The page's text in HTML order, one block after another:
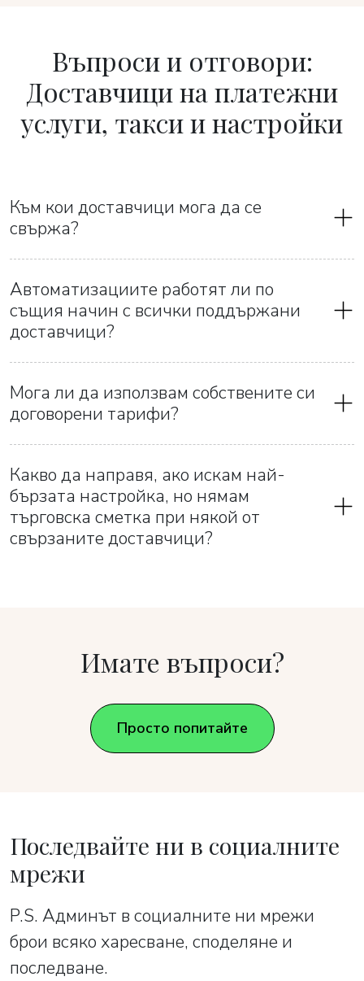
Въпроси и отговори:
Доставчици на платежни
услуги, такси и настройки
Към кои доставчици мога да се
свържа?
Автоматизациите работят ли по
същия начин с всички поддържани
доставчици?
Мога ли да използвам собствените си
договорени тарифи?
Какво да направя, ако искам най-
бързата настройка, но нямам
търговска сметка при някой от
свързаните доставчици?
Имате въпроси?
Просто попитайте
Последвайте ни в социалните
мрежи
P.S. Админът в социалните ни мрежи
брои всяко харесване, споделяне и
последване.